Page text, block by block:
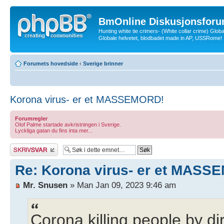
BmOnline
Hunting white tie crimers- (White collar crime)
Globale helvetet, blodbadet made in AP, USSRome!
Forumets hovedside ‹ Sverige brinner
Korona virus- er et MASSEMORD!
Forumregler
Olof Palme startade avkristningen i Sverige.
Lyckliga gatan du fins inta mer...
Skriv et svar
Re: Korona virus- er et
Mr. Snusen » Man Jan 09, 2023 9:46 am
Corona killing people by